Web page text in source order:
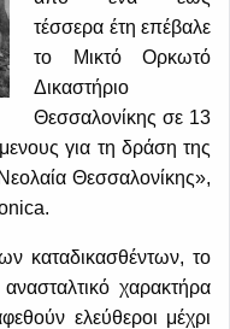
τέσσερα έτη επέβαλε
το Μικτό Ορκωτό
Δικαστήριο
Θεσσαλονίκης σε 13
για τη δράση της
Θεσσαλονίκης»,
καταδικασθέντων, το
χαρακτήρα
ελεύθεροι μέχρι